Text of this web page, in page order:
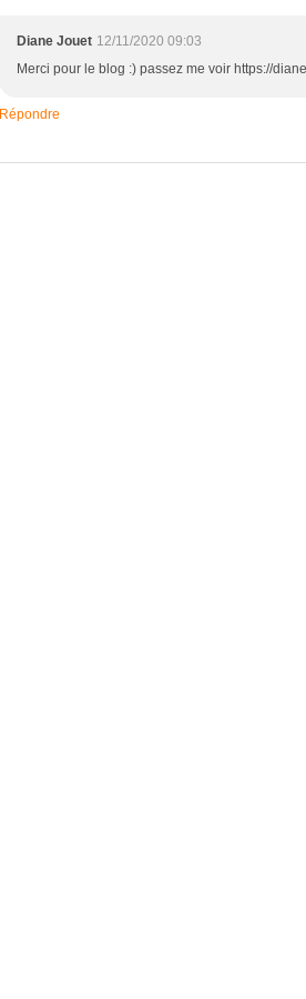
Diane Jouet 12/11/2020 09:03
Merci pour le blog :) passez me voir https://
Répondre